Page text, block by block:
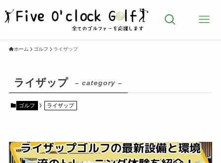
ホーム ゴルフ ライザップ
ライザップ – category –
ゴルフ ライザップ